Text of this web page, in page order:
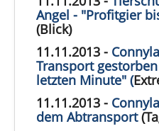
Angel - "Profitgier
(Blick)
11.11.2013 -
Transport
letzten Minute" (
11.11.2013 -
dem Abtransport